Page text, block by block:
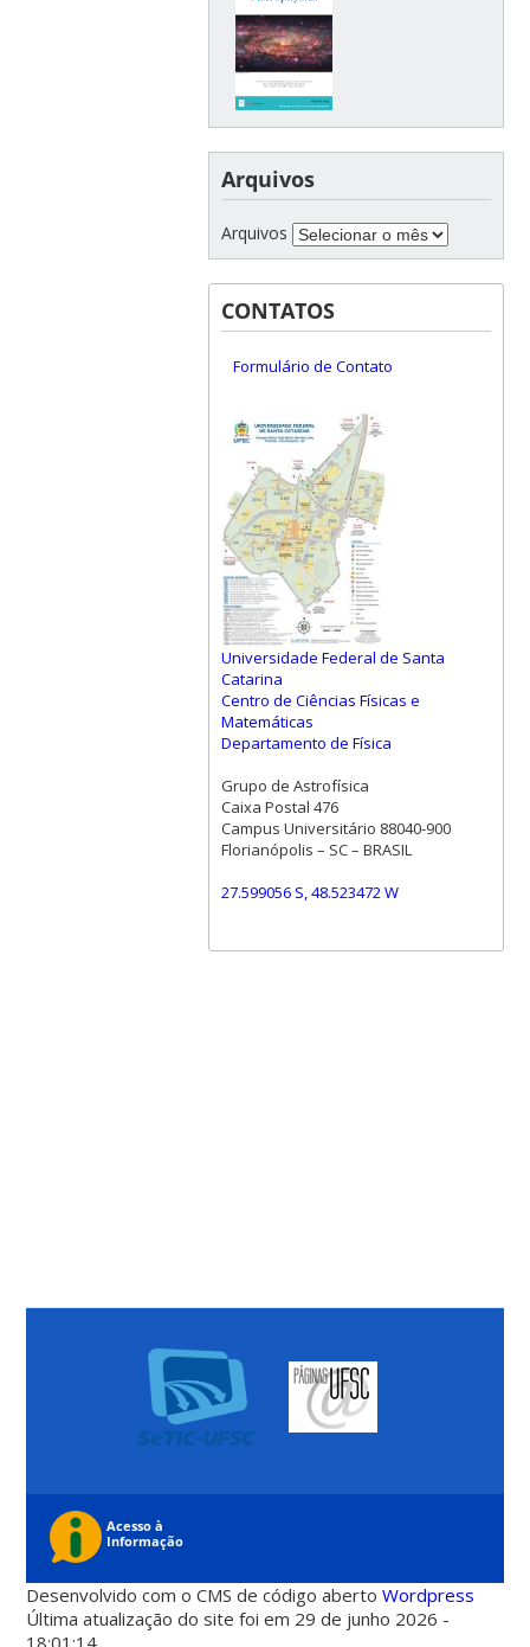
Arquivos
Arquivos
CONTATOS
Formulário de Contato
Universidade Federal de Santa
Catarina
Centro de Ciências Físicas e
Matemáticas
Departamento de Física
Grupo de Astrofísica
Caixa Postal 476
Campus Universitário 88040-900
Florianópolis – SC – BRASIL
27.599056 S, 48.523472 W
Desenvolvido com o CMS de código abertoWordpress
Última atualização do site foi em 29 de junho 2026 -
18:01:14